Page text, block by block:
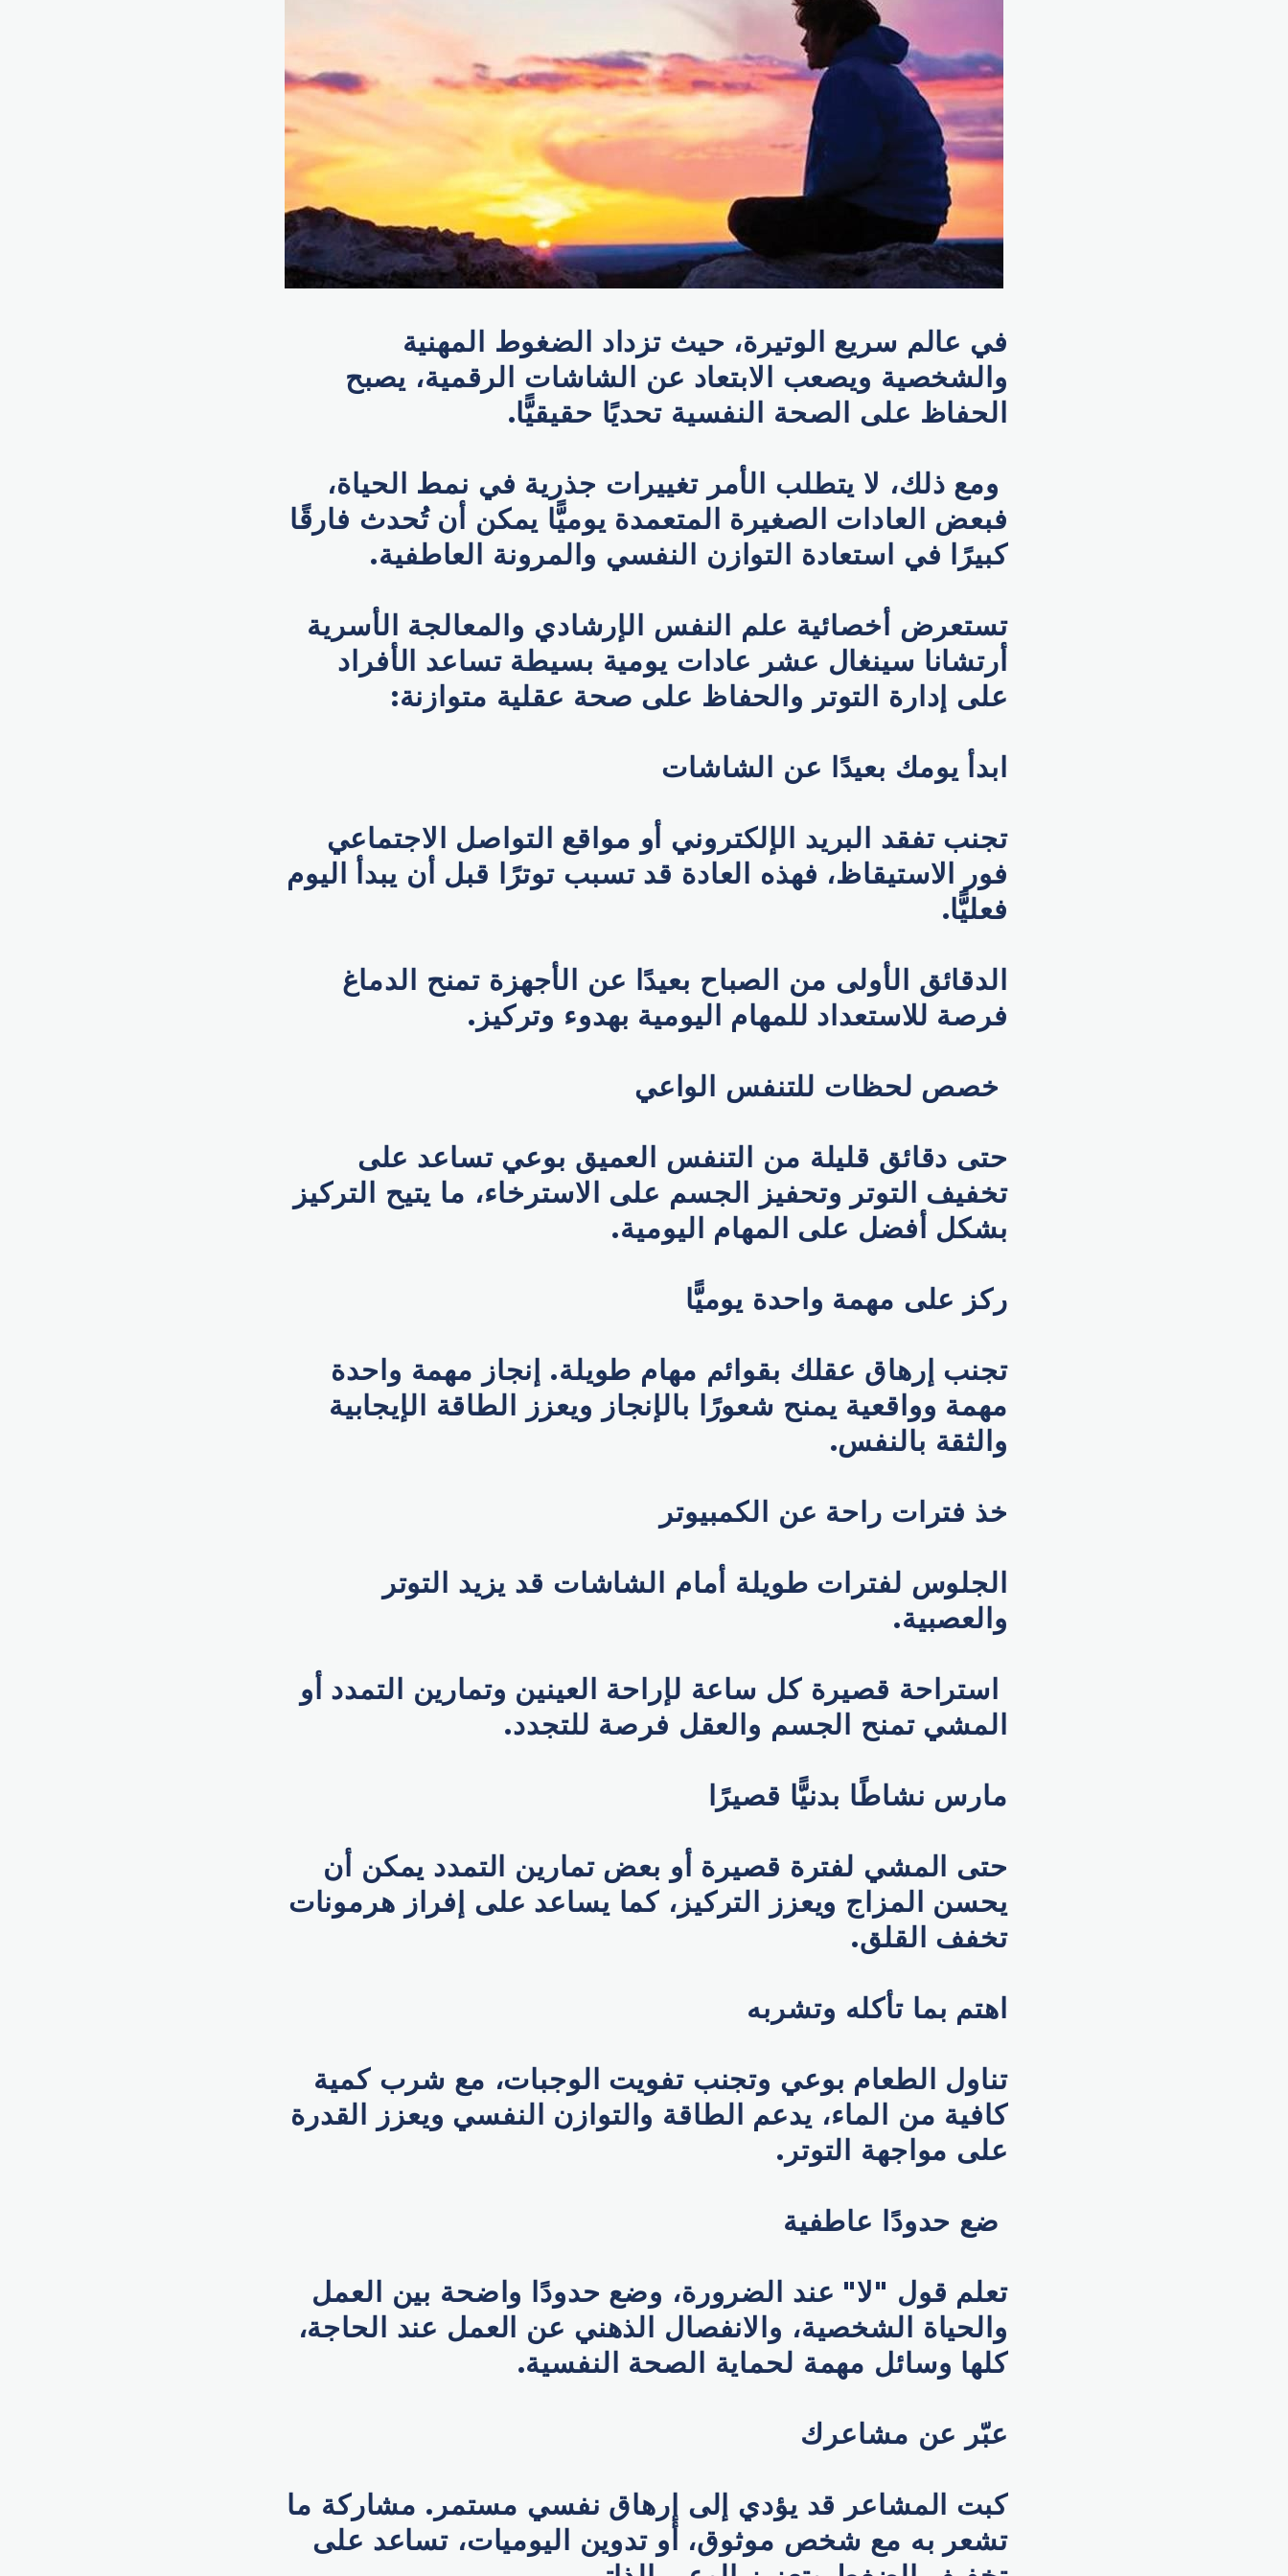
في عالم سريع الوتيرة، حيث تزداد الضغوط المهنية
والشخصية ويصعب الابتعاد عن الشاشات الرقمية، يصبح
الحفاظ على الصحة النفسية تحديًا حقيقيًّا.
ومع ذلك، لا يتطلب الأمر تغييرات جذرية في نمط الحياة،
فبعض العادات الصغيرة المتعمدة يوميًّا يمكن أن تُحدث فارقًا
كبيرًا في استعادة التوازن النفسي والمرونة العاطفية.
تستعرض أخصائية علم النفس الإرشادي والمعالجة الأسرية
أرتشانا سينغال عشر عادات يومية بسيطة تساعد الأفراد
على إدارة التوتر والحفاظ على صحة عقلية متوازنة:
ابدأ يومك بعيدًا عن الشاشات
تجنب تفقد البريد الإلكتروني أو مواقع التواصل الاجتماعي
فور الاستيقاظ، فهذه العادة قد تسبب توترًا قبل أن يبدأ اليوم
فعليًّا.
الدقائق الأولى من الصباح بعيدًا عن الأجهزة تمنح الدماغ
فرصة للاستعداد للمهام اليومية بهدوء وتركيز.
خصص لحظات للتنفس الواعي
حتى دقائق قليلة من التنفس العميق بوعي تساعد على
تخفيف التوتر وتحفيز الجسم على الاسترخاء، ما يتيح التركيز
بشكل أفضل على المهام اليومية.
ركز على مهمة واحدة يوميًّا
تجنب إرهاق عقلك بقوائم مهام طويلة. إنجاز مهمة واحدة
مهمة وواقعية يمنح شعورًا بالإنجاز ويعزز الطاقة الإيجابية
والثقة بالنفس.
خذ فترات راحة عن الكمبيوتر
الجلوس لفترات طويلة أمام الشاشات قد يزيد التوتر
والعصبية.
استراحة قصيرة كل ساعة لإراحة العينين وتمارين التمدد أو
المشي تمنح الجسم والعقل فرصة للتجدد.
مارس نشاطًا بدنيًّا قصيرًا
حتى المشي لفترة قصيرة أو بعض تمارين التمدد يمكن أن
يحسن المزاج ويعزز التركيز، كما يساعد على إفراز هرمونات
تخفف القلق.
اهتم بما تأكله وتشربه
تناول الطعام بوعي وتجنب تفويت الوجبات، مع شرب كمية
كافية من الماء، يدعم الطاقة والتوازن النفسي ويعزز القدرة
على مواجهة التوتر.
ضع حدودًا عاطفية
تعلم قول "لا" عند الضرورة، وضع حدودًا واضحة بين العمل
والحياة الشخصية، والانفصال الذهني عن العمل عند الحاجة،
كلها وسائل مهمة لحماية الصحة النفسية.
عبّر عن مشاعرك
كبت المشاعر قد يؤدي إلى إرهاق نفسي مستمر. مشاركة ما
تشعر به مع شخص موثوق، أو تدوين اليوميات، تساعد على